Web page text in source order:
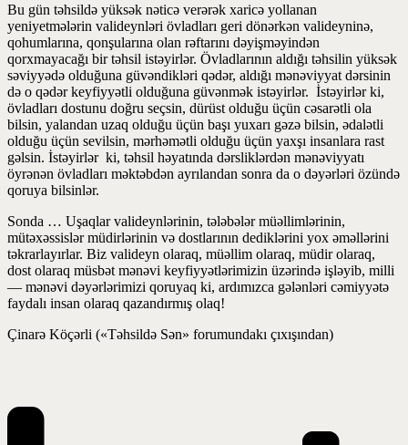
Bu gün təhsildə yüksək nəticə verərək xaricə yollanan
yeniyetmələrin valideynləri övladları geri dönərkən valideyninə,
qohumlarına, qonşularına olan rəftarını dəyişməyindən
qorxmayacağı bir təhsil istəyirlər. Övladlarının aldığı təhsilin yüksək
səviyyədə olduğuna güvəndikləri qədər, aldığı mənəviyyat dərsinin
də o qədər keyfiyyətli olduğuna güvənmək istəyirlər. İstəyirlər ki,
övladları dostunu doğru seçsin, dürüst olduğu üçün cəsarətli ola
bilsin, yalandan uzaq olduğu üçün başı yuxarı gəzə bilsin, ədalətli
olduğu üçün sevilsin, mərhəmətli olduğu üçün yaxşı insanlara rast
gəlsin. İstəyirlər ki, təhsil həyatında dərsliklərdən mənəviyyatı
öyrənən övladları məktəbdən ayrılandan sonra da o dəyərləri özündə
qoruya bilsinlər.
Sonda … Uşaqlar valideynlərinin, tələbələr müəllimlərinin,
mütəxəssislər müdirlərinin və dostlarının dediklərini yox əməllərini
təkrarlayırlar. Biz valideyn olaraq, müəllim olaraq, müdir olaraq,
dost olaraq müsbət mənəvi keyfiyyətlərimizin üzərində işləyib, milli
— mənəvi dəyərlərimizi qoruyaq ki, ardımızca gələnləri cəmiyyətə
faydalı insan olaraq qazandırmış olaq!
Çinarə Köçərli («Təhsildə Sən» forumundakı çıxışından)